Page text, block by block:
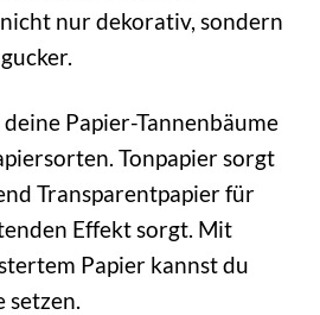
nur dekorativ, sondern
Papier-Tannenbäume
Tonpapier sorgt
Transparentpapier für
Effekt sorgt. Mit
Papier kannst du
setzen.